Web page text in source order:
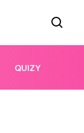
QUIZY